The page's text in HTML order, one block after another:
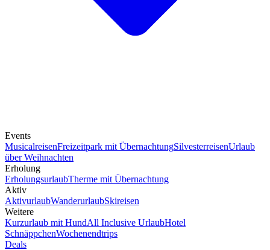
Events
MusicalreisenFreizeitpark mit ÜbernachtungSilvesterreisenUrlaub
über Weihnachten
Erholung
ErholungsurlaubTherme mit Übernachtung
Aktiv
AktivurlaubWanderurlaubSkireisen
Weitere
Kurzurlaub mit HundAll Inclusive UrlaubHotel
SchnäppchenWochenendtrips
Deals